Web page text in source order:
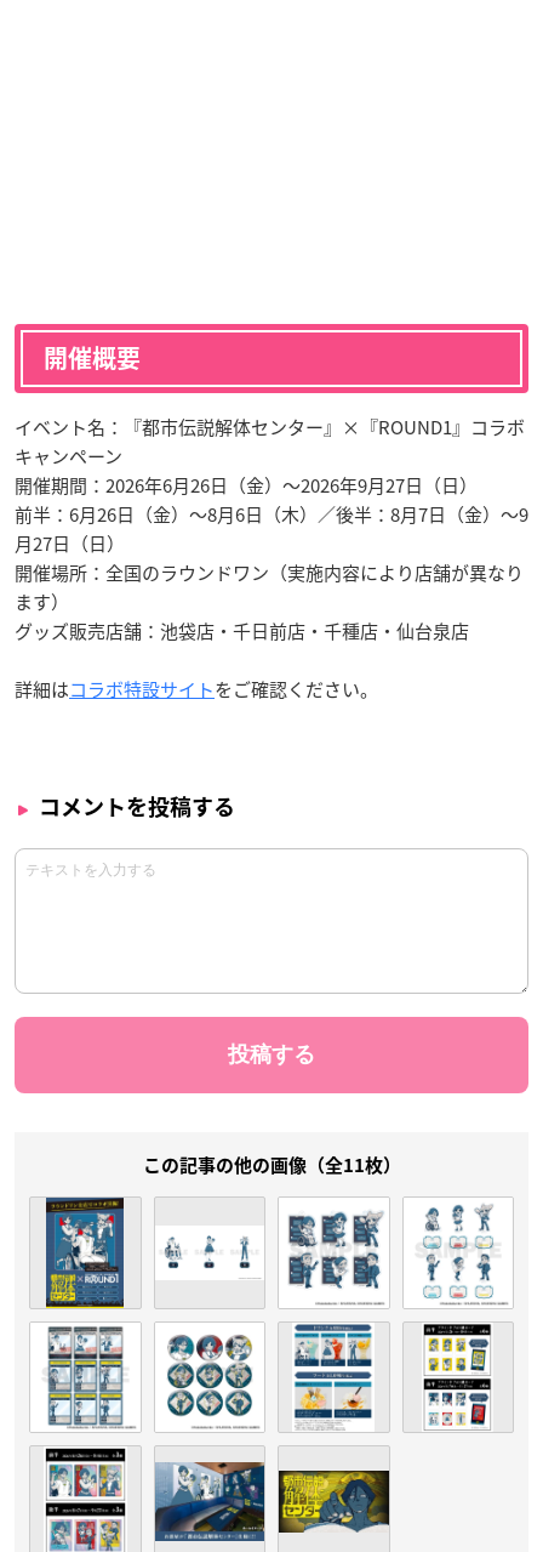
開催概要
イベント名：『都市伝説解体センター』×『ROUND1』コラボ
キャンペーン
開催期間：2026年6月26日（金）〜2026年9月27日（日）
前半：6月26日（金）〜8月6日（木）／後半：8月7日（金）〜9
月27日（日）
開催場所：全国のラウンドワン（実施内容により店舗が異なり
ます）
グッズ販売店舗：池袋店・千日前店・千種店・仙台泉店
詳細はコラボ特設サイトをご確認ください。
コメントを投稿する
この記事の他の画像（全11枚）